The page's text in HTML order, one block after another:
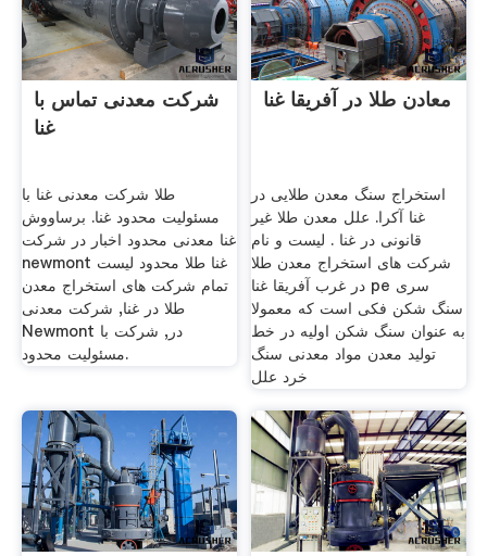
شرکت معدنی تماس با
غنا
طلا شرکت معدنی غنا با
مسئولیت محدود غنا. برساووش
غنا معدنی محدود اخبار در شرکت
newmont غنا طلا محدود لیست
تمام شرکت های استخراج معدن
طلا در غنا, شرکت معدنی
Newmont در, شرکت با
مسئولیت محدود.
معادن طلا در آفریقا غنا
استخراج سنگ معدن طلایی در
غنا آکرا. علل معدن طلا غیر
قانونی در غنا . لیست و نام
شرکت های استخراج معدن طلا
در غرب آفریقا غنا pe سری
سنگ شکن فکی است که معمولا
به عنوان سنگ شکن اولیه در خط
تولید معدن مواد معدنی سنگ
خرد علل